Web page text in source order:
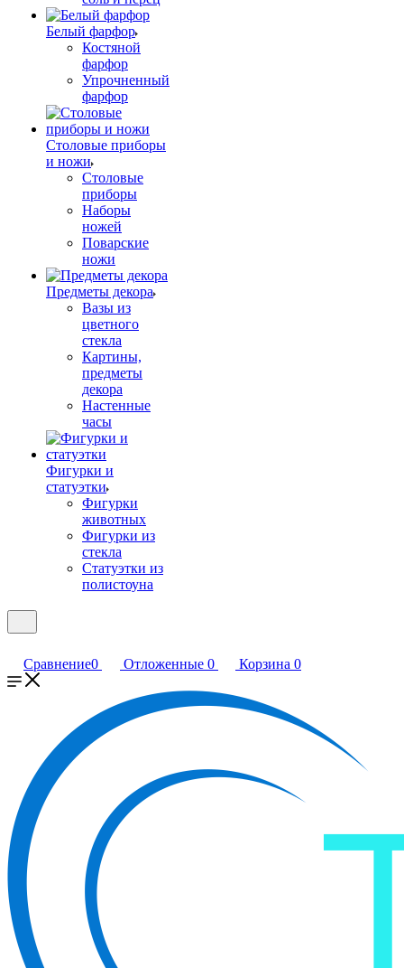
Белый фарфор
Костяной
фарфор
Упрочненный
фарфор
Столовые приборы
и ножи
Столовые
приборы
Наборы
ножей
Поварские
ножи
Предметы декора
Вазы из
цветного
стекла
Картины,
предметы
декора
Настенные
часы
Фигурки и
статуэтки
Фигурки
животных
Фигурки из
стекла
Статуэтки из
полистоуна
Сравнение0 Отложенные 0 Корзина 0